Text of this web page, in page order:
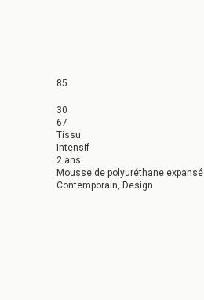
85
30
67
Tissu
Intensif
2 ans
Mousse de polyuréthane expansé
Contemporain, Design